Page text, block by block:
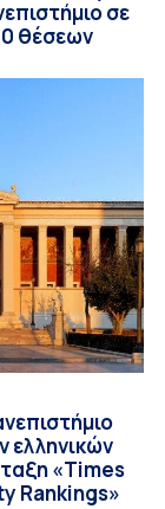
σε
θέσεων
ελληνικών
«Times
Rankings»